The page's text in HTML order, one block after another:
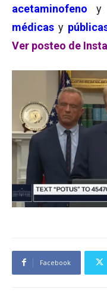
acetaminofeno
y
médicas y
Ver posteo de
Facebook